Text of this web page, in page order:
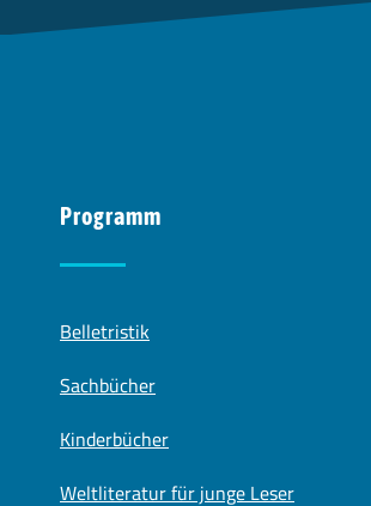
Programm
Belletristik
Sachbücher
Kinderbücher
Weltliteratur für junge Leser